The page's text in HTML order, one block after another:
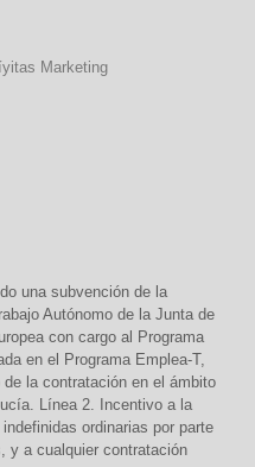
Marketing
una subvención de la
Autónomo de la Junta de
con cargo al Programa
en el Programa Emplea-T,
la contratación en el ámbito
Línea 2. Incentivo a la
ordinarias por parte
y a cualquier contratación